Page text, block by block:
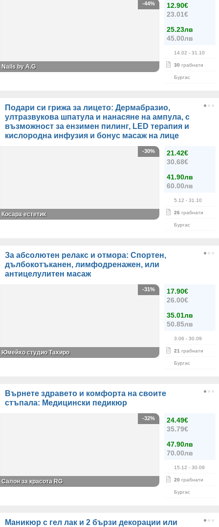
12.90€
23.01€
25.23лв
45.00лв
14.02 - 31.10
30 грабнати
Бургас
-44%
Nails by A.G
Подари си грижа за лицето: Дермабразио,
ултразвукова шпатула и нанасяне на ампула, с
възможност за ензимен пилинг, LED терапия и
кислородна инфузия и бонус масаж на лице
21.42€
30.68€
41.90лв
60.00лв
5.12 - 31.10
26 грабнати
Бургас
-30%
Косара естетик
За абсолютен релакс и отмора: Спортен,
дълбокотъканен, лимфодренажен, или
антицелулитен масаж
17.90€
26.00€
35.01лв
50.85лв
3.06 - 30.09
21 грабнати
Бургас
-31%
Юмейхо студио Тахиро
Върнете здравето и комфорта на своите
стъпала: Медицински педикюр
24.49€
35.79€
47.90лв
70.00лв
15.12 - 30.09
20 грабнати
Бургас
-32%
Салон за красота RG
Маникюр с гел лак и 2 бързи декорации или